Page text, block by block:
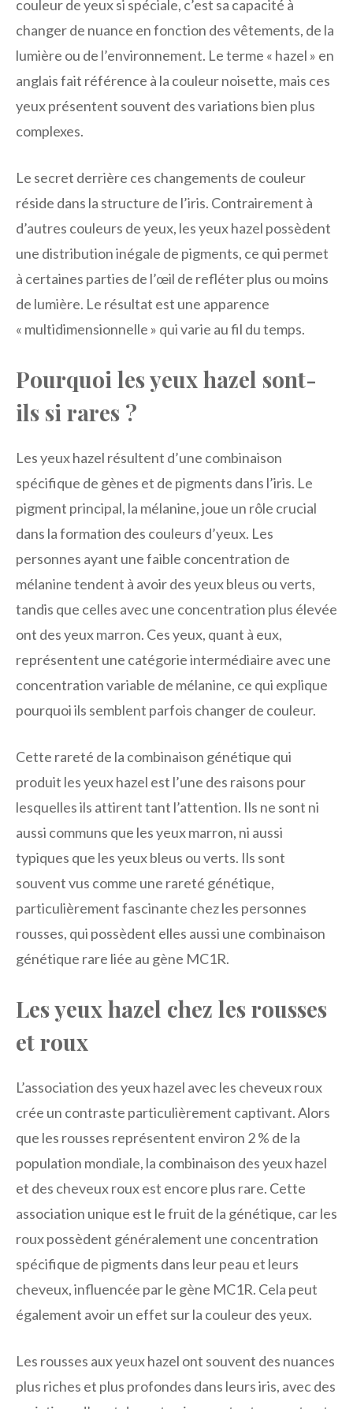
couleur de yeux si spéciale, c’est sa capacité à
changer de nuance en fonction des vêtements, de la
lumière ou de l’environnement. Le terme « hazel » en
anglais fait référence à la couleur noisette, mais ces
yeux présentent souvent des variations bien plus
complexes.
Le secret derrière ces changements de couleur
réside dans la structure de l’iris. Contrairement à
d’autres couleurs de yeux, les yeux hazel possèdent
une distribution inégale de pigments, ce qui permet
à certaines parties de l’œil de refléter plus ou moins
de lumière. Le résultat est une apparence
« multidimensionnelle » qui varie au fil du temps.
Pourquoi les yeux hazel sont-
ils si rares ?
Les yeux hazel résultent d’une combinaison
spécifique de gènes et de pigments dans l’iris. Le
pigment principal, la mélanine, joue un rôle crucial
dans la formation des couleurs d’yeux. Les
personnes ayant une faible concentration de
mélanine tendent à avoir des yeux bleus ou verts,
tandis que celles avec une concentration plus élevée
ont des yeux marron. Ces yeux, quant à eux,
représentent une catégorie intermédiaire avec une
concentration variable de mélanine, ce qui explique
pourquoi ils semblent parfois changer de couleur.
Cette rareté de la combinaison génétique qui
produit les yeux hazel est l’une des raisons pour
lesquelles ils attirent tant l’attention. Ils ne sont ni
aussi communs que les yeux marron, ni aussi
typiques que les yeux bleus ou verts. Ils sont
souvent vus comme une rareté génétique,
particulièrement fascinante chez les personnes
rousses, qui possèdent elles aussi une combinaison
génétique rare liée au gène MC1R.
Les yeux hazel chez les rousses
et roux
L’association des yeux hazel avec les cheveux roux
crée un contraste particulièrement captivant. Alors
que les rousses représentent environ 2 % de la
population mondiale, la combinaison des yeux hazel
et des cheveux roux est encore plus rare. Cette
association unique est le fruit de la génétique, car les
roux possèdent généralement une concentration
spécifique de pigments dans leur peau et leurs
cheveux, influencée par le gène MC1R. Cela peut
également avoir un effet sur la couleur des yeux.
Les rousses aux yeux hazel ont souvent des nuances
plus riches et plus profondes dans leurs iris, avec des